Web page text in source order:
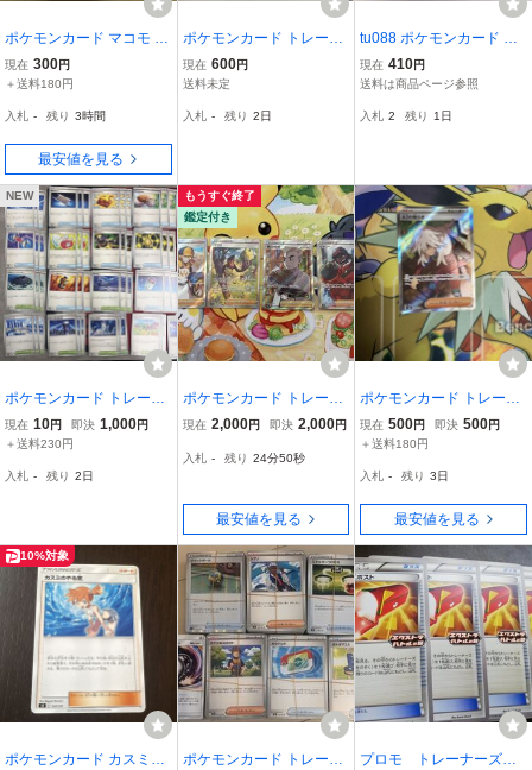
ポケモンカード マコモ S
R sv11B 166/086 サポー
ト トレーナーズ ブラック
現在 300円
＋送料180円
入札 - 残り 3時間
最安値を見る
ポケモンカード トレーナ
ーズ サポート グッズ ま
とめ売り 約25枚セット
現在 600円
送料未定
入札 - 残り 2日
tu088 ポケモンカード 古
いトレーナーズ まとめ 20
10～ バトルサーチャー ふ
レイ用
現在 410円
送料は商品ページ参照
入札 2 残り 1日
NEW
ポケモンカード トレーナ
ーズ グッズ スタジアム
まとめ売り 汎用カードセ
現在 10円 即決 1,000円
＋送料230円
入札 - 残り 2日
もうすぐ終了
鑑定付き
ポケモンカード トレーナ
ーズ SR SAR 博士の研
COLLECTION ４枚セット
現在 2,000円 即決 2,000円
入札 - 残り 24分49秒
最安値を見る
ポケモンカード トレーナ
ーズ AZの安らぎ SR
現在 500円 即決 500円
＋送料180円
入札 - 残り 3日
最安値を見る
10%対象
ポケモンカード カスミの
ポケモンカード トレーナ
プロモ トレーナーズポ